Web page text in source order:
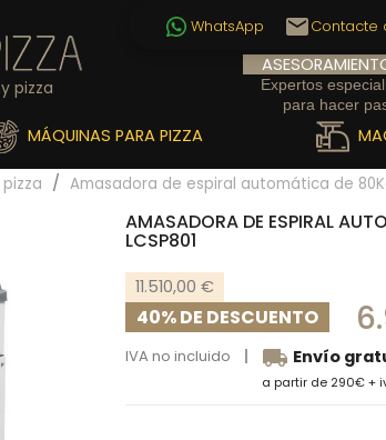
WhatsApp emailContacte
pizza
Expertos
para hacer
MÁQUINAS PARA PIZZA
Amasadora de espiral automática de
AMASADORA DE ESPIRAL
LCSP801
11.510,00 €
40% DE DESCUENTO
IVA no incluido local_shipping Envío
a partir de 290€ +